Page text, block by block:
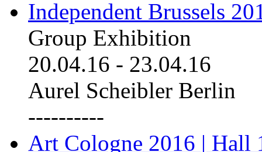
Independent Brussels
Group Exhibition
20.04.16 - 23.04.16
Aurel Scheibler Berlin
----------
Art Cologne 2016 | Hall